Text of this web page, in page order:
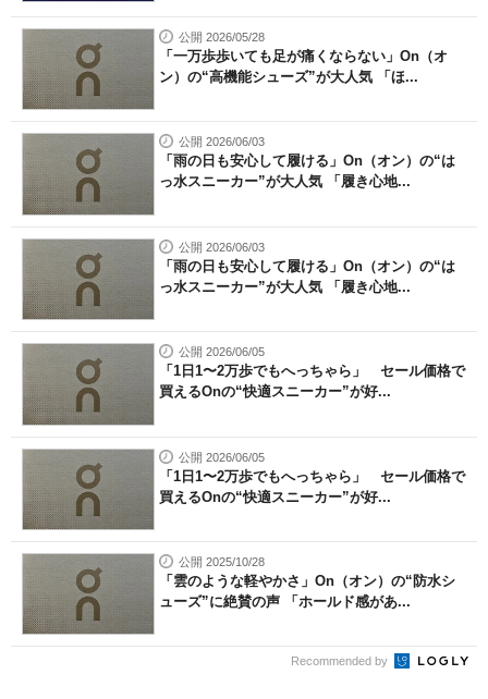
公開 2026/05/28
「一万歩歩いても足が痛くならない」On（オ
ン）の“高機能シューズ”が大人気 「ほ...
公開 2026/06/03
「雨の日も安心して履ける」On（オン）の“は
っ水スニーカー”が大人気 「履き心地...
公開 2026/06/03
「雨の日も安心して履ける」On（オン）の“は
っ水スニーカー”が大人気 「履き心地...
公開 2026/06/05
「1日1〜2万歩でもへっちゃら」 セール価格で
買えるOnの“快適スニーカー”が好...
公開 2026/06/05
「1日1〜2万歩でもへっちゃら」 セール価格で
買えるOnの“快適スニーカー”が好...
公開 2025/10/28
「雲のような軽やかさ」On（オン）の“防水シ
ューズ”に絶賛の声 「ホールド感があ...
Recommended by